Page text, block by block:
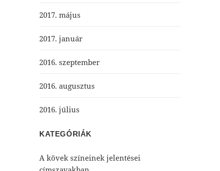
2017. május
2017. január
2016. szeptember
2016. augusztus
2016. július
KATEGÓRIÁK
A kövek színeinek jelentései